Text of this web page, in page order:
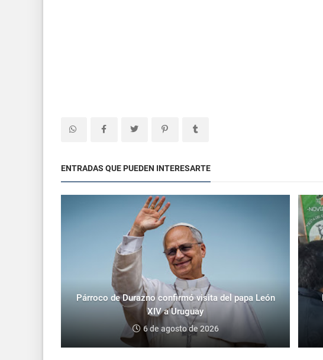
ENTRADAS QUE PUEDEN INTERESARTE
Párroco de Durazno confirmó visita del papa León
XIV a Uruguay
6 de agosto de 2026